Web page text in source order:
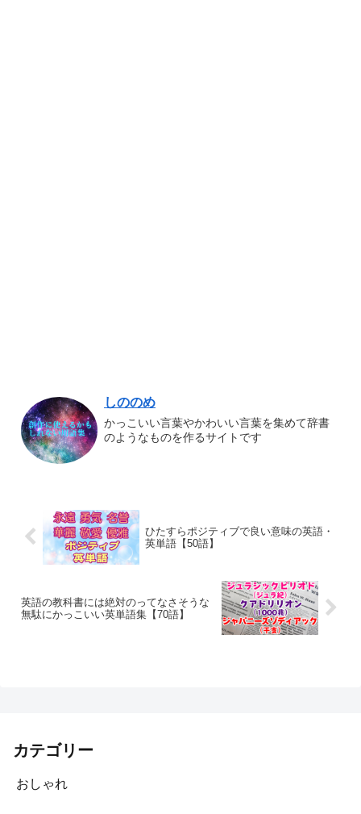
しののめ
かっこいい言葉やかわいい言葉を集めて辞書
のようなものを作るサイトです
ひたすらポジティブで良い意味の英語・
英単語【50語】
英語の教科書には絶対のってなさそうな
無駄にかっこいい英単語集【70語】
カテゴリー
おしゃれ